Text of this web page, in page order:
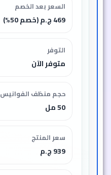
السعر بعد الخصم
469 ج.م (خصم 50%)
التوفر
متوفر الآن
حجم منظف الفوانيس
50 مل
سعر المنتج
939 ج.م